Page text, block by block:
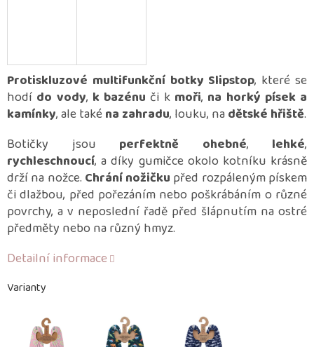
Varianty
Protiskluzové multifunkční botky Slipstop, které se
hodí do vody, k bazénu či k moři, na horký písek a
kamínky, ale také na zahradu, louku, nadětské hřiště.
Botičky jsou perfektně ohebné, lehké,
rychleschnoucí, a díky gumičce okolo kotníku krásně
drží na nožce. Chrání nožičku před rozpáleným pískem
či dlažbou, před pořezáním nebo poškrábáním o různé
povrchy, a v neposlední řadě před šlápnutím na ostré
předměty nebo na různý hmyz.
Detailní informace